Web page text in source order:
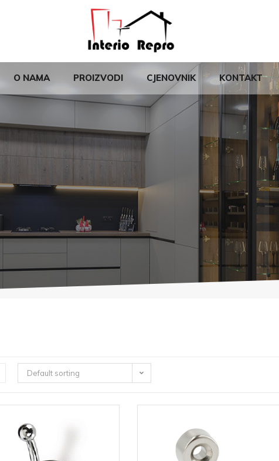
O NAMA PROIZVODI CJENOVNIK KONTAKT
Default sorting